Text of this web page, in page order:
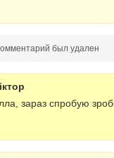
был удален
зараз спробую